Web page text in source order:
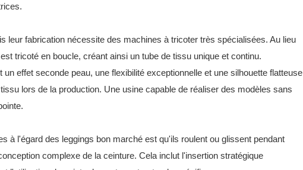
fabrication nécessite des machines à tricoter très spécialisées. Au lieu
tricoté en boucle, créant ainsi un tube de tissu unique et continu.
effet seconde peau, une flexibilité exceptionnelle et une silhouette flatteuse
lors de la production. Une usine capable de réaliser des modèles sans
à l'égard des leggings bon marché est qu'ils roulent ou glissent pendant
complexe de la ceinture. Cela inclut l'insertion stratégique